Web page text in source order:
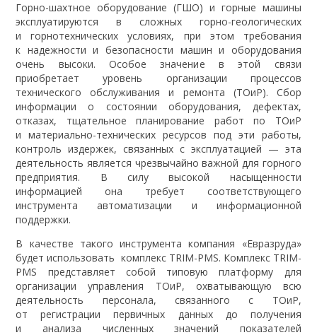
Горно-шахтное оборудование (ГШО) и горные машины
эксплуатируются в сложных горно-геологических
и горнотехнических условиях, при этом требования
к надежности и безопасности машин и оборудования
очень высоки. Особое значение в этой связи
приобретает уровень организации процессов
технического обслуживания и ремонта (ТОиР). Сбор
информации о состоянии оборудования, дефектах,
отказах, тщательное планирование работ по ТОиР
и материально-технических ресурсов под эти работы,
контроль издержек, связанных с эксплуатацией — эта
деятельность является чрезвычайно важной для горного
предприятия. В силу высокой насыщенности
информацией она требует соответствующего
инструмента автоматизации и информационной
поддержки.
В качестве такого инструмента компания «Евразруда»
будет использовать комплекс TRIM-PMS. Комплекс TRIM-
PMS представляет собой типовую платформу для
организации управления ТОиР, охватывающую всю
деятельность персонала, связанного с ТОиР,
от регистрации первичных данных до получения
и анализа численных значений показателей